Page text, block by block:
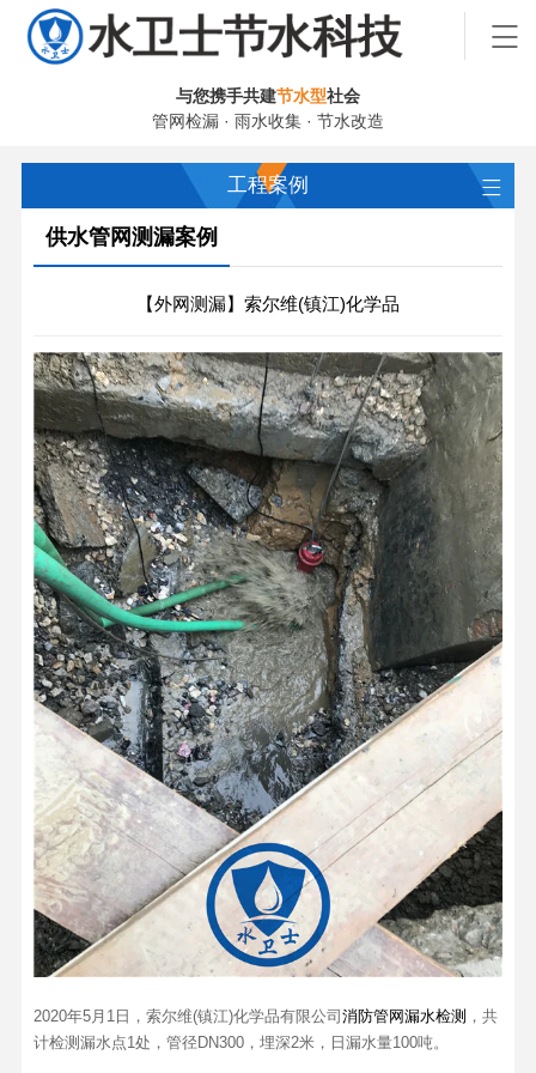
与您携手共建节水型社会
管网检漏 · 雨水收集 · 节水改造
工程案例
供水管网测漏案例
【外网测漏】索尔维(镇江)化学品
2020年5月1日，索尔维(镇江)化学品有限公司 消防管网漏水检测 ，共
计检测漏水点1处，管径DN300，埋深2米，日漏水量100吨。